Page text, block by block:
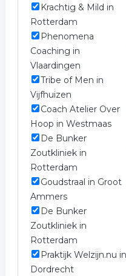
Krachtig & Mild in
Rotterdam
Phenomena
Coaching in
Vlaardingen
Tribe of Men in
Vijfhuizen
Coach Atelier Over
Hoop in Westmaas
De Bunker
Zoutkliniek in
Rotterdam
Goudstraal in Groot
Ammers
De Bunker
Zoutkliniek in
Rotterdam
Praktijk Welzijn.nu in
Dordrecht